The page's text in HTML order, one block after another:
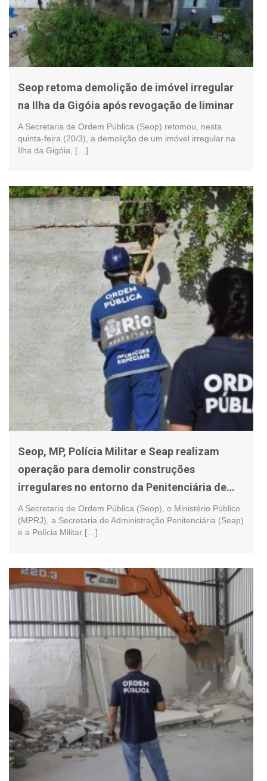
Seop retoma demolição de imóvel irregular
na Ilha da Gigóia após revogação de liminar
A Secretaria de Ordem Pública (Seop) retomou, nesta
quinta-feira (20/3), a demolição de um imóvel irregular na
Ilha da Gigóia, […]
Seop, MP, Polícia Militar e Seap realizam
operação para demolir construções
irregulares no entorno da Penitenciária de
Bangu
A Secretaria de Ordem Pública (Seop), o Ministério Público
(MPRJ), a Secretaria de Administração Penitenciária (Seap)
e a Polícia Militar […]